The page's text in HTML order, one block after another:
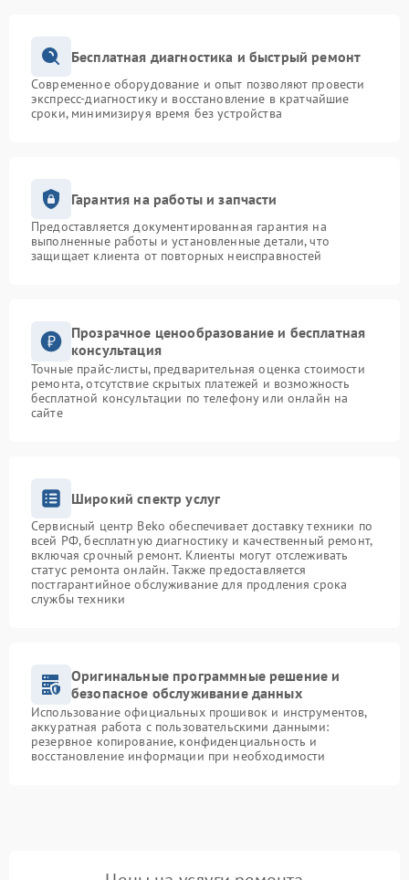
Бесплатная диагностика и быстрый ремонт
Современное оборудование и опыт позволяют провести
экспресс-диагностику и восстановление в кратчайшие
сроки, минимизируя время без устройства
Гарантия на работы и запчасти
Предоставляется документированная гарантия на
выполненные работы и установленные детали, что
защищает клиента от повторных неисправностей
Прозрачное ценообразование и бесплатная
консультация
Точные прайс-листы, предварительная оценка стоимости
ремонта, отсутствие скрытых платежей и возможность
бесплатной консультации по телефону или онлайн на
сайте
Широкий спектр услуг
Сервисный центр Beko обеспечивает доставку техники по
всей РФ, бесплатную диагностику и качественный ремонт,
включая срочный ремонт. Клиенты могут отслеживать
статус ремонта онлайн. Также предоставляется
постгарантийное обслуживание для продления срока
службы техники
Оригинальные программные решение и
безопасное обслуживание данных
Использование официальных прошивок и инструментов,
аккуратная работа с пользовательскими данными:
резервное копирование, конфиденциальность и
восстановление информации при необходимости